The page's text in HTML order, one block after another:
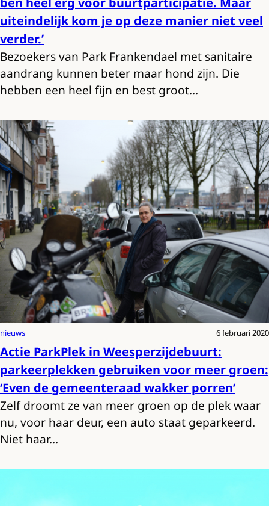
uiteindelijk kom je op deze manier niet veel
verder.’
Bezoekers van Park Frankendael met sanitaire
aandrang kunnen beter maar hond zijn. Die
hebben een heel fijn en best groot…
nieuws 6 februari 2020
Actie ParkPlek in Weesperzijdebuurt:
parkeerplekken gebruiken voor meer groen:
‘Even de gemeenteraad wakker porren’
Zelf droomt ze van meer groen op de plek waar
nu, voor haar deur, een auto staat geparkeerd.
Niet haar…